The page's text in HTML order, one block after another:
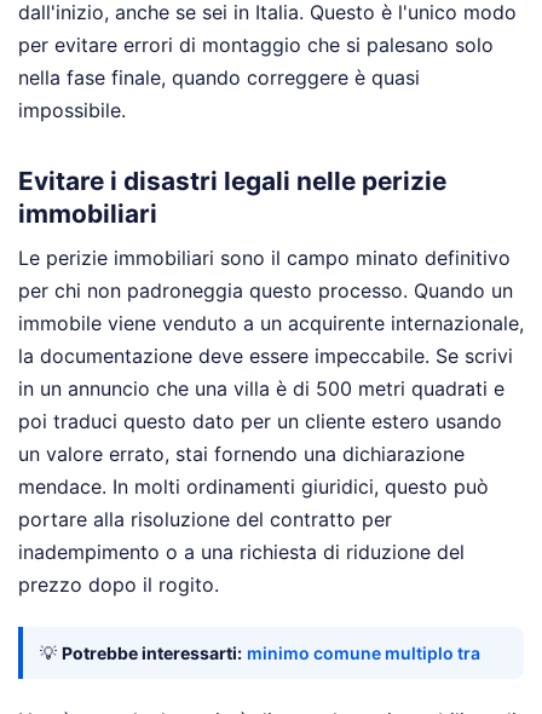
dall'inizio, anche se sei in Italia. Questo è l'unico modo
per evitare errori di montaggio che si palesano solo
nella fase finale, quando correggere è quasi
impossibile.
Evitare i disastri legali nelle perizie
immobiliari
Le perizie immobiliari sono il campo minato definitivo
per chi non padroneggia questo processo. Quando un
immobile viene venduto a un acquirente internazionale,
la documentazione deve essere impeccabile. Se scrivi
in un annuncio che una villa è di 500 metri quadrati e
poi traduci questo dato per un cliente estero usando
un valore errato, stai fornendo una dichiarazione
mendace. In molti ordinamenti giuridici, questo può
portare alla risoluzione del contratto per
inadempimento o a una richiesta di riduzione del
prezzo dopo il rogito.
💡 Potrebbe interessarti: minimo comune multiplo tra